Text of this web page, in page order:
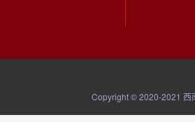
Copyright © 2020-2021 西